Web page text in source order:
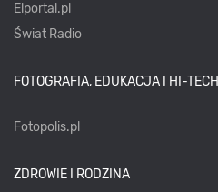
Elportal.pl
Świat Radio
FOTOGRAFIA, EDUKACJA I HI-TECH
Fotopolis.pl
ZDROWIE I RODZINA